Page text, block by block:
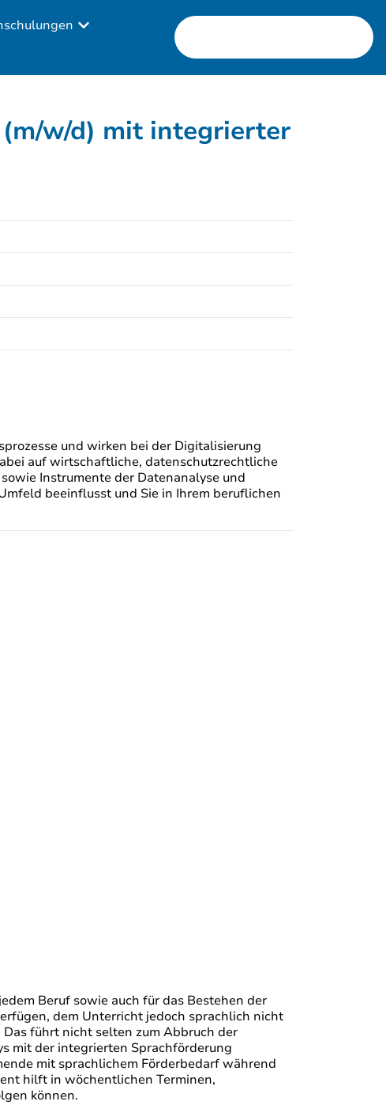
w/d) mit integrierter
und wirken bei der Digitalisierung
auf wirtschaftliche, datenschutzrechtliche
Instrumente der Datenanalyse und
beeinflusst und Sie in Ihrem beruflichen
Beruf sowie auch für das Bestehen der
dem Unterricht jedoch sprachlich nicht
führt nicht selten zum Abbruch der
mit der integrierten Sprachförderung
mit sprachlichem Förderbedarf während
hilft in wöchentlichen Terminen,
können.